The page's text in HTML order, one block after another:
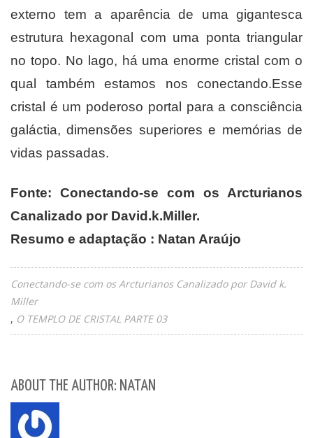
externo tem a aparência de uma gigantesca
estrutura hexagonal com uma ponta triangular
no topo. No lago, há uma enorme cristal com o
qual também estamos nos conectando.Esse
cristal é um poderoso portal para a consciência
galáctia, dimensões superiores e memórias de
vidas passadas.
Fonte: Conectando-se com os Arcturianos
Canalizado por David.k.Miller.
Resumo e adaptação : Natan Araújo
Conectando-se com os Arcturianos Canalizado por David k.
Miller
O TEMPLO DE CRISTAL PARTE 03
ABOUT THE AUTHOR: NATAN